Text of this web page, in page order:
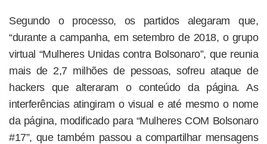
Segundo o processo, os partidos alegaram que,
“durante a campanha, em setembro de 2018, o grupo
virtual “Mulheres Unidas contra Bolsonaro”, que reunia
mais de 2,7 milhões de pessoas, sofreu ataque de
hackers que alteraram o conteúdo da página. As
interferências atingiram o visual e até mesmo o nome
da página, modificado para “Mulheres COM Bolsonaro
#17”, que também passou a compartilhar mensagens